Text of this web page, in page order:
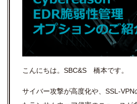
こんにちは。SBC&S 橋本です。
サイバー攻撃が高度化や、SSL-